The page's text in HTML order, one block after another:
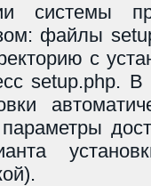
системы
файлы
с
setup.php.